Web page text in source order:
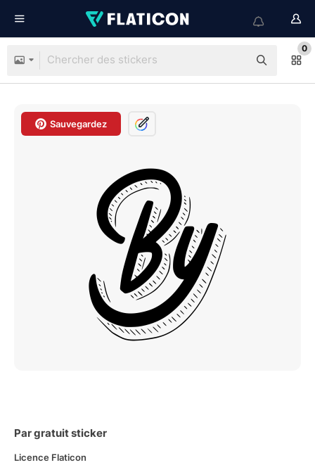
0
Sauvegardez
Par gratuit sticker
Licence Flaticon